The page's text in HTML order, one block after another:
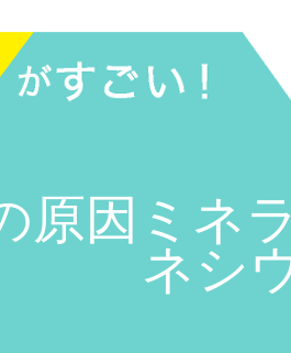
原因ミネ
ネシ